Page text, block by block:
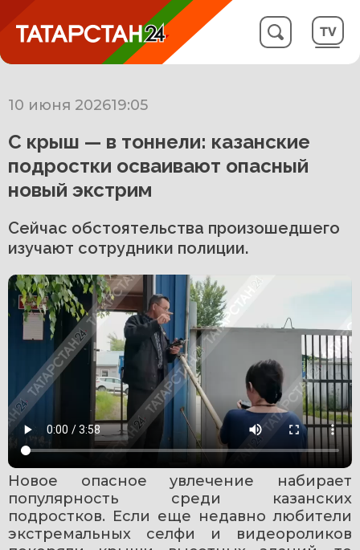
10 июня 202619:05
С крыш — в тоннели: казанские
подростки осваивают опасный
новый экстрим
Сейчас обстоятельства произошедшего
изучают сотрудники полиции.
Новое опасное увлечение набирает
популярность среди казанских
подростков. Если еще недавно любители
экстремальных селфи и видеороликов